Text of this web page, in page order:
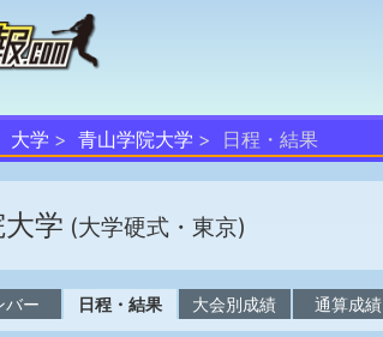
大学 青山学院大学 日程・結果
学 (大学硬式・東京)
バー 日程・結果 大会別成績 通算成績